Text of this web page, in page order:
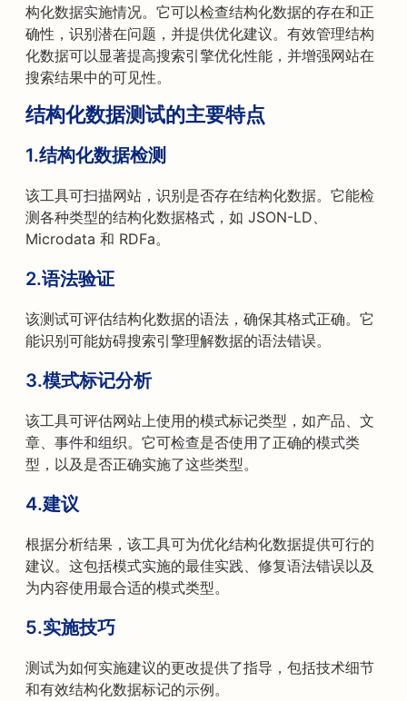
构化数据实施情况。它可以检查结构化数据的存在和正
确性，识别潜在问题，并提供优化建议。有效管理结构
化数据可以显著提高搜索引擎优化性能，并增强网站在
搜索结果中的可见性。
结构化数据测试的主要特点
1.结构化数据检测
该工具可扫描网站，识别是否存在结构化数据。它能检
测各种类型的结构化数据格式，如 JSON-LD、
Microdata 和 RDFa。
2.语法验证
该测试可评估结构化数据的语法，确保其格式正确。它
能识别可能妨碍搜索引擎理解数据的语法错误。
3.模式标记分析
该工具可评估网站上使用的模式标记类型，如产品、文
章、事件和组织。它可检查是否使用了正确的模式类
型，以及是否正确实施了这些类型。
4.建议
根据分析结果，该工具可为优化结构化数据提供可行的
建议。这包括模式实施的最佳实践、修复语法错误以及
为内容使用最合适的模式类型。
5.实施技巧
测试为如何实施建议的更改提供了指导，包括技术细节
和有效结构化数据标记的示例。